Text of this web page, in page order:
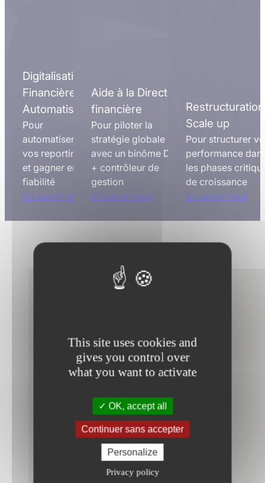
This site uses cookies and
gives you control over
what you want to activate
OK, accept all
Continuer sans accepter
Personalize
Privacy policy
Digitalisation
Financière et
Automatisation
Pour
automatiser
vos reportings
et gagner en
fiabilité
En savoir plus
Aide à la Direction
financière
Pour piloter la
stratégie globale
avec un binôme DAF
+ contrôleur de
gestion
En savoir plus
Scale up
Pour structurer
performance
les phases
de croissance
En savoir plus